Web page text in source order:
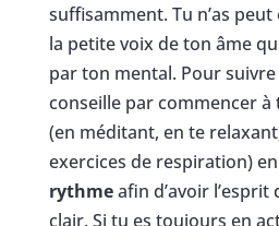
suffisamment. Tu n’as
la petite voix de ton âme
par ton mental. Pour
conseille par commencer à
(en méditant, en te
exercices de respiration) en
rythmeafin d’avoir l’esprit
clair. Si tu es toujours en